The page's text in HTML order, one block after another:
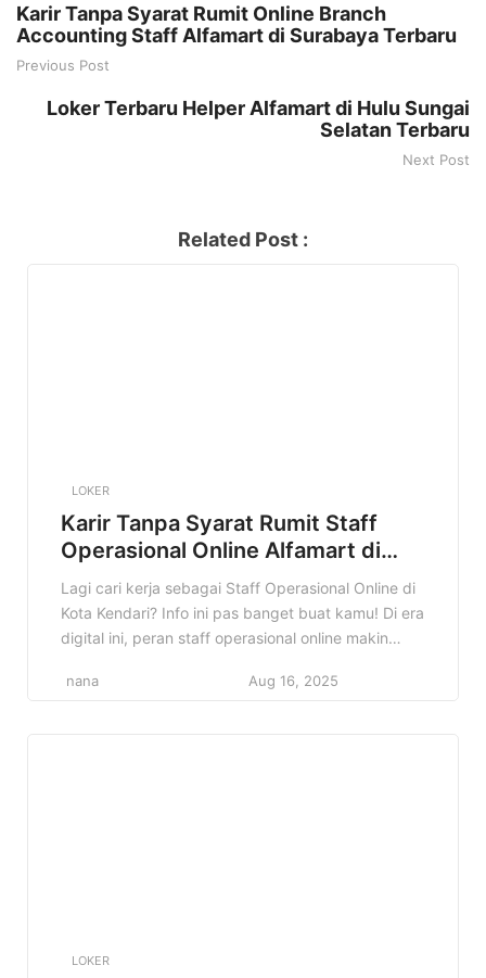
Karir Tanpa Syarat Rumit Online Branch
Accounting Staff Alfamart di Surabaya Terbaru
Previous Post
Loker Terbaru Helper Alfamart di Hulu Sungai
Selatan Terbaru
Next Post
Related Post :
LOKER
Karir Tanpa Syarat Rumit Staff
Operasional Online Alfamart di
Kota Kendari Terbaru
Lagi cari kerja sebagai Staff Operasional Online di
Kota Kendari? Info ini pas banget buat kamu! Di era
digital ini, peran staff operasional online makin
buat kamu yang berdomisili di Kendari dan
nana Aug 16, 2025
LOKER